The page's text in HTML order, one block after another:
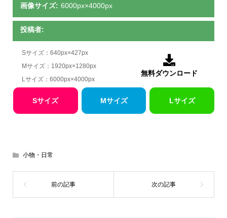
画像サイズ: 6000px×4000px
投稿者:
Sサイズ：640px×427px
Mサイズ：1920px×1280px
Lサイズ：6000px×4000px

無料ダウンロード
Sサイズ Mサイズ Lサイズ
小物・日常